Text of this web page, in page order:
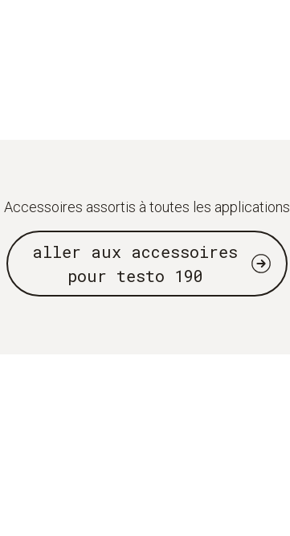
Accessoires assortis à toutes les applications
aller aux accessoires
pour testo 190